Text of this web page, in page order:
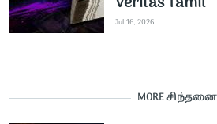
Jul 16, 2026
MORE சிந்தனை